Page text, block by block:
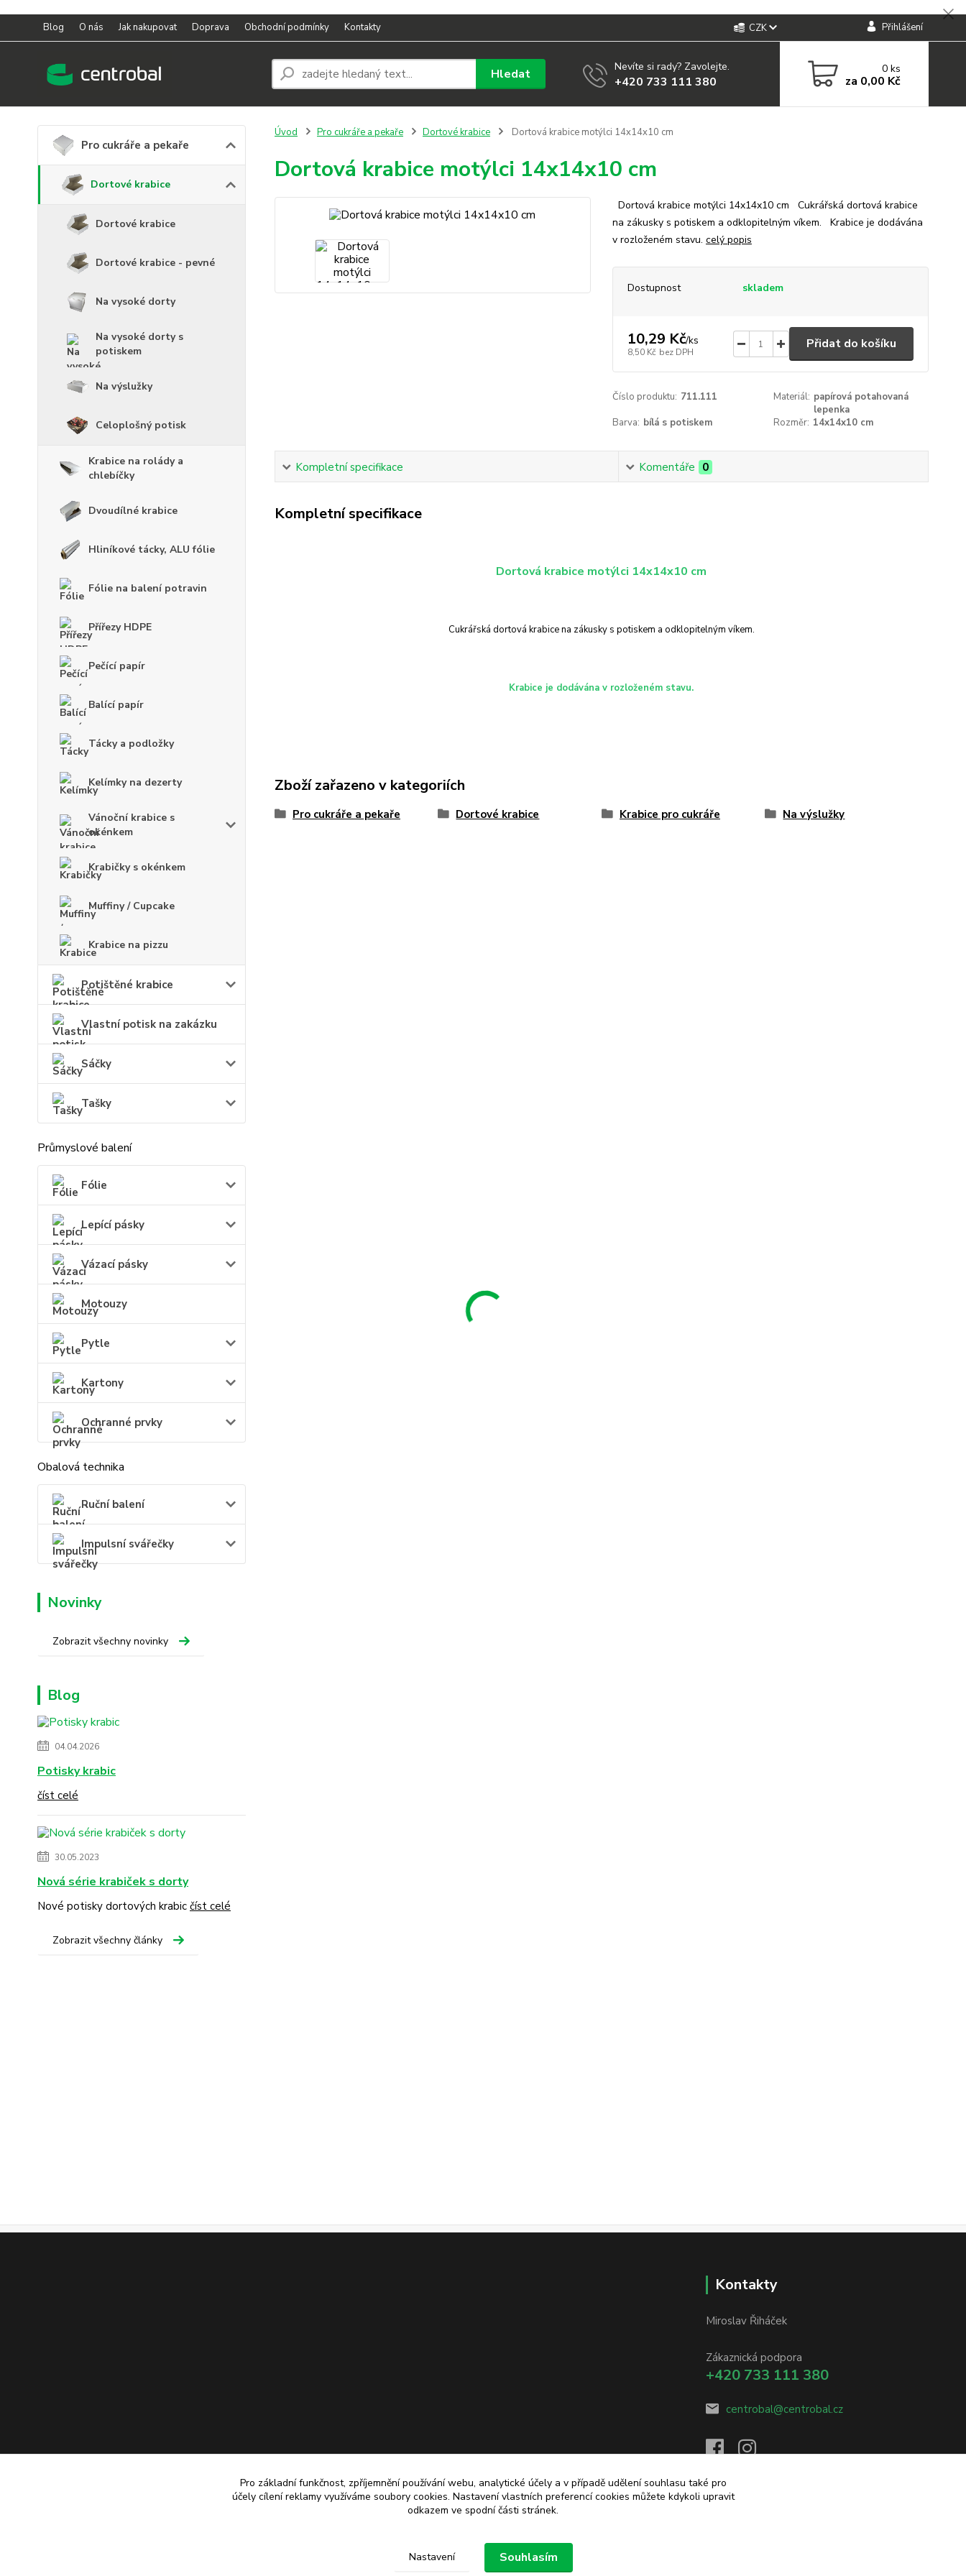
Blog O nás Jak nakupovat Doprava Obchodní podmínky Kontakty CZK Přihlášení
Hledat Nevíte si rady? Zavolejte.
+420 733 111 380
0ks
za 0,00 Kč
Pro cukráře a pekaře
Dortové krabice
Dortové krabice
Dortové krabice - pevné
Na vysoké dorty
Na vysoké dorty s
potiskem
Na výslužky
Celoplošný potisk
Krabice na rolády a
chlebíčky
Dvoudílné krabice
Hliníkové tácky, ALU fólie
Fólie na balení potravin
Přířezy HDPE
Pečící papír
Balící papír
Tácky a podložky
Kelímky na dezerty
Vánoční krabice s
okénkem
Krabičky s okénkem
Muffiny / Cupcake
Krabice na pizzu
Potištěné krabice
Vlastní potisk na zakázku
Sáčky
Tašky
Průmyslové balení
Fólie
Lepící pásky
Vázací pásky
Motouzy
Pytle
Kartony
Ochranné prvky
Obalová technika
Ruční balení
Impulsní svářečky
Novinky
Zobrazit všechny novinky
Blog
04.04.2026
Potisky krabic
číst celé
30.05.2023
Nová série krabiček s dorty
Nové potisky dortových krabic číst celé
Zobrazit všechny články
Úvod Pro cukráře a pekaře Dortové krabice Dortová krabice motýlci 14x14x10 cm
Dortová krabice motýlci 14x14x10 cm
Dortová krabice motýlci 14x14x10 cm Cukrářská dortová krabice
na zákusky s potiskem a odklopitelným víkem. Krabice je dodávána
v rozloženém stavu. celý popis
Dostupnost skladem
10,29 Kč/ks
8,50 Kč bez DPH
Přidat do košíku
Číslo produktu: 711.111 Materiál: papírová potahovaná
lepenka
Barva: bílá s potiskem Rozměr: 14x14x10 cm
Kompletní specifikace Komentáře 0
Kompletní specifikace
Dortová krabice motýlci 14x14x10 cm
Cukrářská dortová krabice na zákusky s potiskem a odklopitelným víkem.
Krabice je dodávána v rozloženém stavu.
Zboží zařazeno v kategoriích
Pro cukráře a pekaře Dortové krabice Krabice pro cukráře Na výslužky
Kontakty
Miroslav Řiháček
Zákaznická podpora
+420 733 111 380
centrobal@centrobal.cz
Pro základní funkčnost, zpříjemnění používání webu, analytické účely a v případě udělení souhlasu také pro
účely cílení reklamy využíváme soubory cookies. Nastavení vlastních preferencí cookies můžete kdykoli upravit
odkazem ve spodní části stránek.
Nastavení Souhlasím